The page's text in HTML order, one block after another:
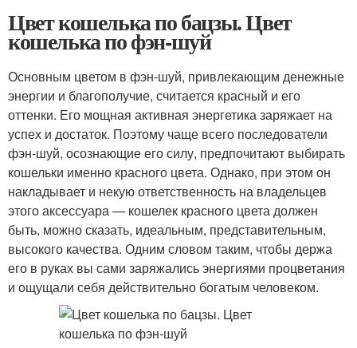
Цвет кошелька по бацзы. Цвет
кошелька по фэн-шуй
Основным цветом в фэн-шуй, привлекающим денежные
энергии и благополучие, считается красный и его
оттенки. Его мощная активная энергетика заряжает на
успех и достаток. Поэтому чаще всего последователи
фэн-шуй, осознающие его силу, предпочитают выбирать
кошельки именно красного цвета. Однако, при этом он
накладывает и некую ответственность на владельцев
этого аксессуара — кошелек красного цвета должен
быть, можно сказать, идеальным, представительным,
высокого качества. Одним словом таким, чтобы держа
его в руках вы сами заряжались энергиями процветания
и ощущали себя действительно богатым человеком.